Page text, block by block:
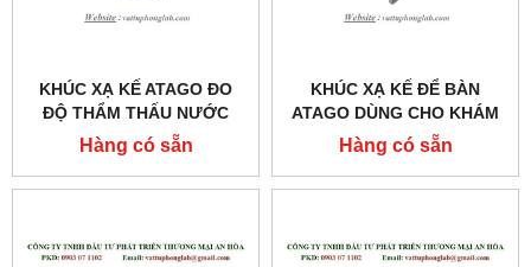
KHÚC XẠ KẾ ATAGO ĐO
ĐỘ THẨM THẤU NƯỚC
TIỂU MODEL:PAL-MOSM
Hàng có sẵn
KHÚC XẠ KẾ ĐỂ BÀN
ATAGO DÙNG CHO KHÁM
VÀ CHỮA BỆNH
MODEL:T3-NE
Hàng có sẵn